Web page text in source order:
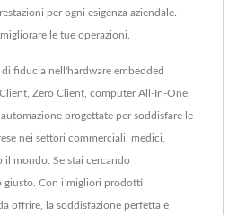
per ogni esigenza aziendale.
le tue operazioni.
fiducia nell'hardware embedded
Zero Client, computer All-In-One,
progettate per soddisfare le
nei settori commerciali, medici,
mondo. Se stai cercando
giusto. Con i migliori prodotti
offrire, la soddisfazione perfetta è